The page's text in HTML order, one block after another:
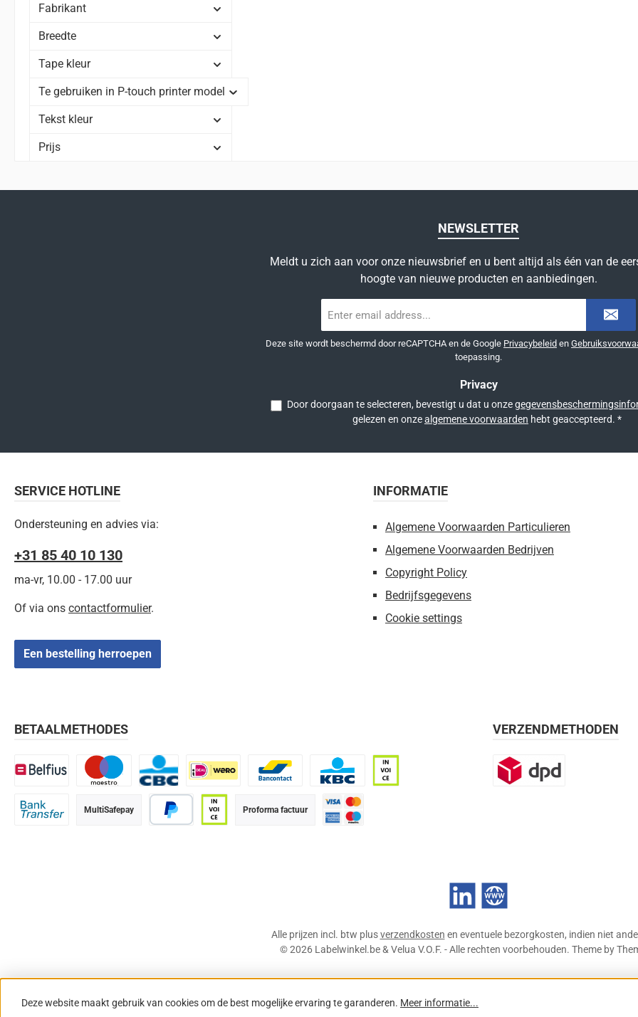
Fabrikant
Breedte
Tape kleur
Te gebruiken in P-touch printer model
Tekst kleur
Prijs
NEWSLETTER
Meldt u zich aan voor onze nieuwsbrief en u bent altijd als één van de
hoogte van nieuwe producten en aanbiedingen.
mailadres
Deze site wordt beschermd door reCAPTCHA en de Google Privacybeleid en
toepassing.
Privacy
Door doorgaan te selecteren, bevestigt u dat u onze
gelezen en onzealgemene voorwaarden hebt geaccepteerd. *
SERVICE HOTLINE
Ondersteuning en advies via:
+31 85 40 10 130
ma-vr, 10.00 - 17.00 uur
Of via ons contactformulier.
Een bestelling herroepen
INFORMATIE
Algemene Voorwaarden Particulieren
Algemene Voorwaarden Bedrijven
Copyright Policy
Bedrijfsgegevens
Cookie settings
BETAALMETHODES
iDEAL | Wero
MultiSafepay Proforma factuur
CBC
VERZENDMETHODEN
LinkedIn Website
Alle prijzen incl. btw plusverzendkosten en eventuele bezorgkosten, indien niet
© 2026 Labelwinkel.be & Velua V.O.F. - Alle rechten voorbehouden. Theme by
Deze website maakt gebruik van cookies om de best mogelijke ervaring te garanderen. Meer informatie...